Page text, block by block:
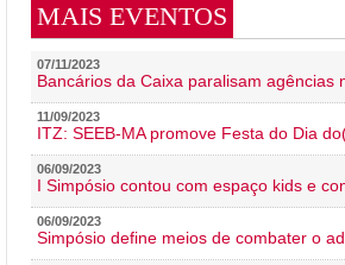
MAIS EVENTOS
07/11/2023
Bancários da Caixa paralisam agências
11/09/2023
ITZ: SEEB-MA promove Festa do Dia
06/09/2023
I Simpósio contou com espaço kids e
06/09/2023
Simpósio define meios de combater o